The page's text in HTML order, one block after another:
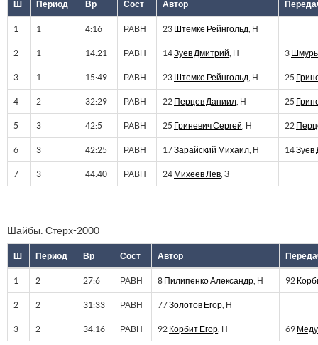
Ш Период Вр Сост Автор
1 1 4:16 РАВН 23 Штемке Рейнгольд , Н
2 1 14:21 РАВН 14Зуев Дмитрий , Н 3
3 1 15:49 РАВН 23 Штемке Рейнгольд , Н 25
4 2 32:29 РАВН 22 Перцев Даниил , Н 25
5 3 42:5 РАВН 25 Гриневич Сергей , Н 22
6 3 42:25 РАВН 17Зарайский Михаил , Н 14Зуев
7 3 44:40 РАВН 24 Михеев Лев , З
Шайбы: Стерх-2000
Ш Период Вр Сост Автор
1 2 27:6 РАВН 8 Пилипенко Александр , Н 92
2 2 31:33 РАВН 77Золотов Егор , Н
3 2 34:16 РАВН 92 Корбит Егор , Н 69